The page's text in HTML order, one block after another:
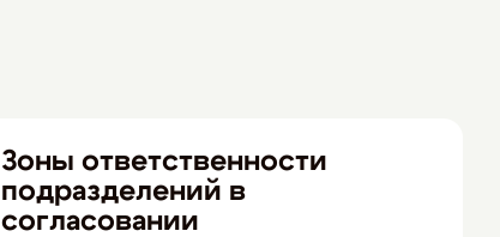
Зоны ответственности
подразделений в
согласовании